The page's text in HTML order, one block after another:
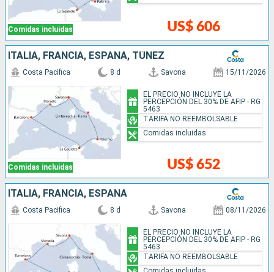
Comidas incluidas US$ 606
ITALIA, FRANCIA, ESPAÑA, TÚNEZ
Comidas incluidas
Costa Pacifica 8 d Savona 15/11/2026
US$ 652
EL PRECIO NO INCLUYE LA
PERCEPCIÓN DEL 30% DE AFIP - RG
5463
TARIFA NO REEMBOLSABLE
Comidas incluidas
ITALIA, FRANCIA, ESPAÑA
Costa Pacifica 8 d Savona 08/11/2026
EL PRECIO NO INCLUYE LA
PERCEPCIÓN DEL 30% DE AFIP - RG
5463
TARIFA NO REEMBOLSABLE